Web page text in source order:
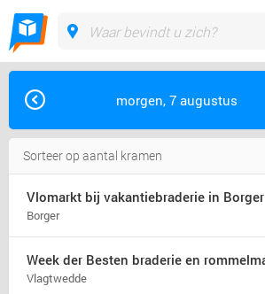
morgen, 7 augustus
Vlomarkt bij vakantiebraderie in Borger
Borger
Vlagtwedde